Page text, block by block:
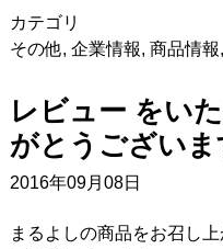
カテゴリ
その他, 企業情報, 商品情報,
レビュー をい
がとうございま
2016年09月08日
まるよしの商品をお召し